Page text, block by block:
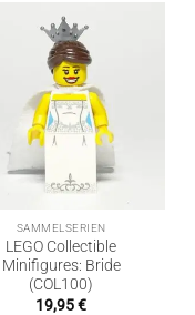
SAMMELSERIEN
LEGO Collectible
Minifigures: Bride
(COL100)
19,95€